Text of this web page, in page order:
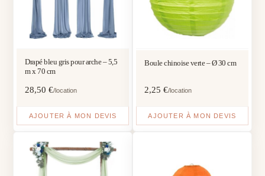
Drapé bleu gris pour arche – 5,5
m x 70 cm
28,50€/location
AJOUTER À MON DEVIS
Boule chinoise verte – Ø 30 cm
2,25 €/location
AJOUTER À MON DEVIS